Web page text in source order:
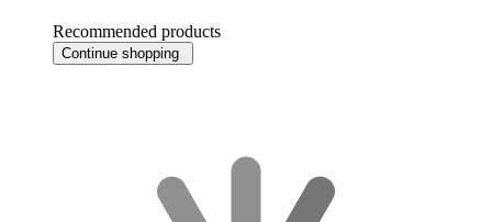
Recommended products
Continue shopping